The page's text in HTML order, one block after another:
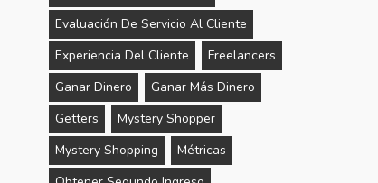
Evaluación De Servicio Al Cliente
Experiencia Del Cliente
Freelancers
Ganar Dinero
Ganar Más Dinero
Getters
Mystery Shopper
Mystery Shopping
Métricas